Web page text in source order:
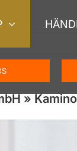
»